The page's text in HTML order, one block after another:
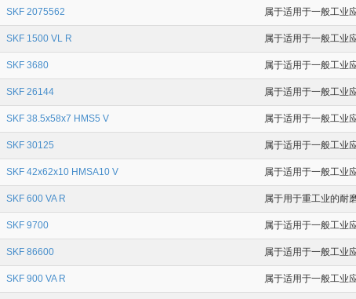
SKF 2075562 属于适用于一般工业
SKF 1500 VL R 属于适用于一般工业
SKF 3680 属于适用于一般工业
SKF 26144 属于适用于一般工业
SKF 38.5x58x7 HMS5 V 属于适用于一般工业
SKF 30125 属于适用于一般工业
SKF 42x62x10 HMSA10 V 属于适用于一般工业
SKF 600 VA R 属于用于重工业的耐
SKF 9700 属于适用于一般工业
SKF 86600 属于适用于一般工业
SKF 900 VA R 属于适用于一般工业